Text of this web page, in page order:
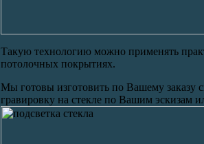
Такую технологию можно применять
потолочных покрытиях.
Мы готовы изготовить по Вашему заказу
гравировку на стекле по Вашим эскизам